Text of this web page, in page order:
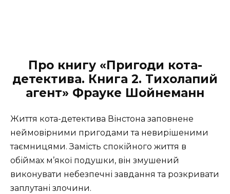
Про книгу «Пригоди кота-
детектива. Книга 2. Тихолапий
агент» Фрауке Шойнеманн
Життя кота-детектива Вінстона заповнене
неймовірними пригодами та невирішеними
таємницями. Замість спокійного життя в
обіймах м’якої подушки, він змушений
виконувати небезпечні завдання та розкривати
заплутані злочини.